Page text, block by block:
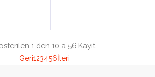
1 den 10 a 56 Kayıt
Geri123456İleri